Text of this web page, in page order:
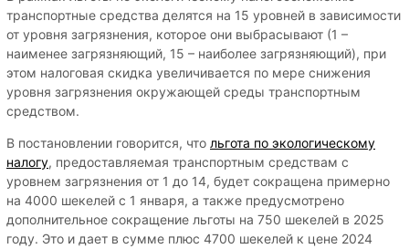
транспортные средства делятся на 15 уровней в зависимости
от уровня загрязнения, которое они выбрасывают (1 –
наименее загрязняющий, 15 – наиболее загрязняющий), при
этом налоговая скидка увеличивается по мере снижения
уровня загрязнения окружающей среды транспортным
средством.
В постановлении говорится, что льгота по экологическому
налогу, предоставляемая транспортным средствам с
уровнем загрязнения от 1 до 14, будет сокращена примерно
на 4000 шекелей с 1 января, а также предусмотрено
дополнительное сокращение льготы на 750 шекелей в 2025
году. Это и дает в сумме плюс 4700 шекелей к цене 2024